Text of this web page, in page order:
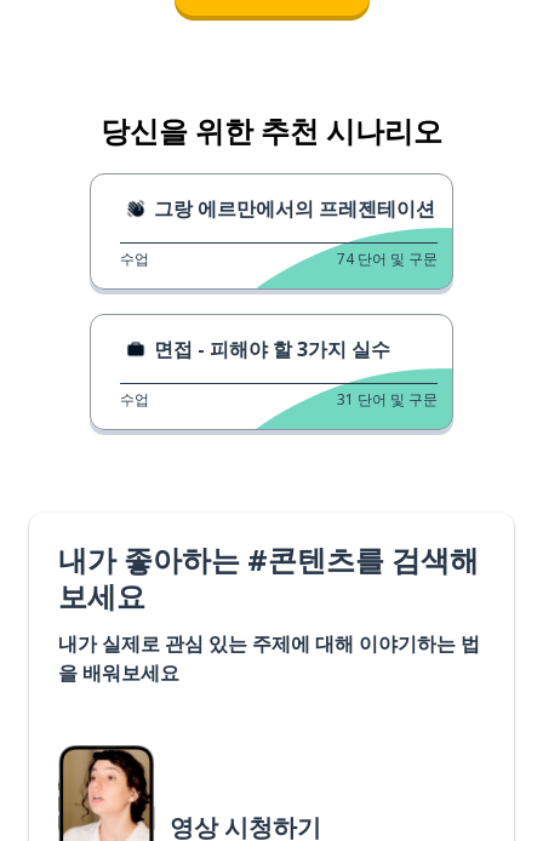
당신을 위한 추천 시나리오
그랑 에르만에서의 프레젠테이션
수업 74 단어 및 구문
면접 - 피해야 할 3가지 실수
수업 31 단어 및 구문
내가 좋아하는 #콘텐츠를 검색해
보세요
내가 실제로 관심 있는 주제에 대해 이야기하는 법
을 배워보세요
영상 시청하기